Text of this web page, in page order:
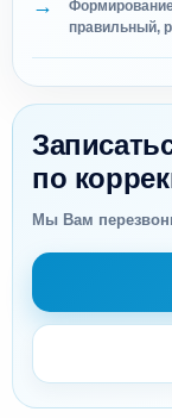
правильный,
по
Мы Вам